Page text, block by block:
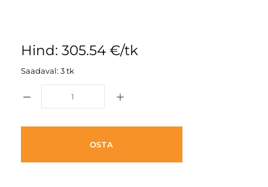
Hind: 305.54 €/tk
Saadaval: 3 tk
OSTA